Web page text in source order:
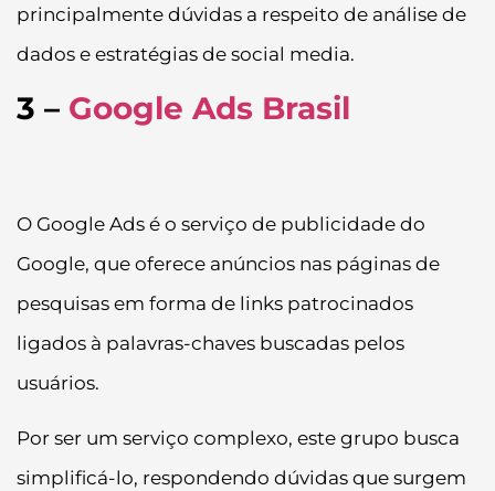
principalmente dúvidas a respeito de análise de
dados e estratégias de social media.
3 – Google Ads Brasil
O Google Ads é o serviço de publicidade do
Google, que oferece anúncios nas páginas de
pesquisas em forma de links patrocinados
ligados à palavras-chaves buscadas pelos
usuários.
Por ser um serviço complexo, este grupo busca
simplificá-lo, respondendo dúvidas que surgem